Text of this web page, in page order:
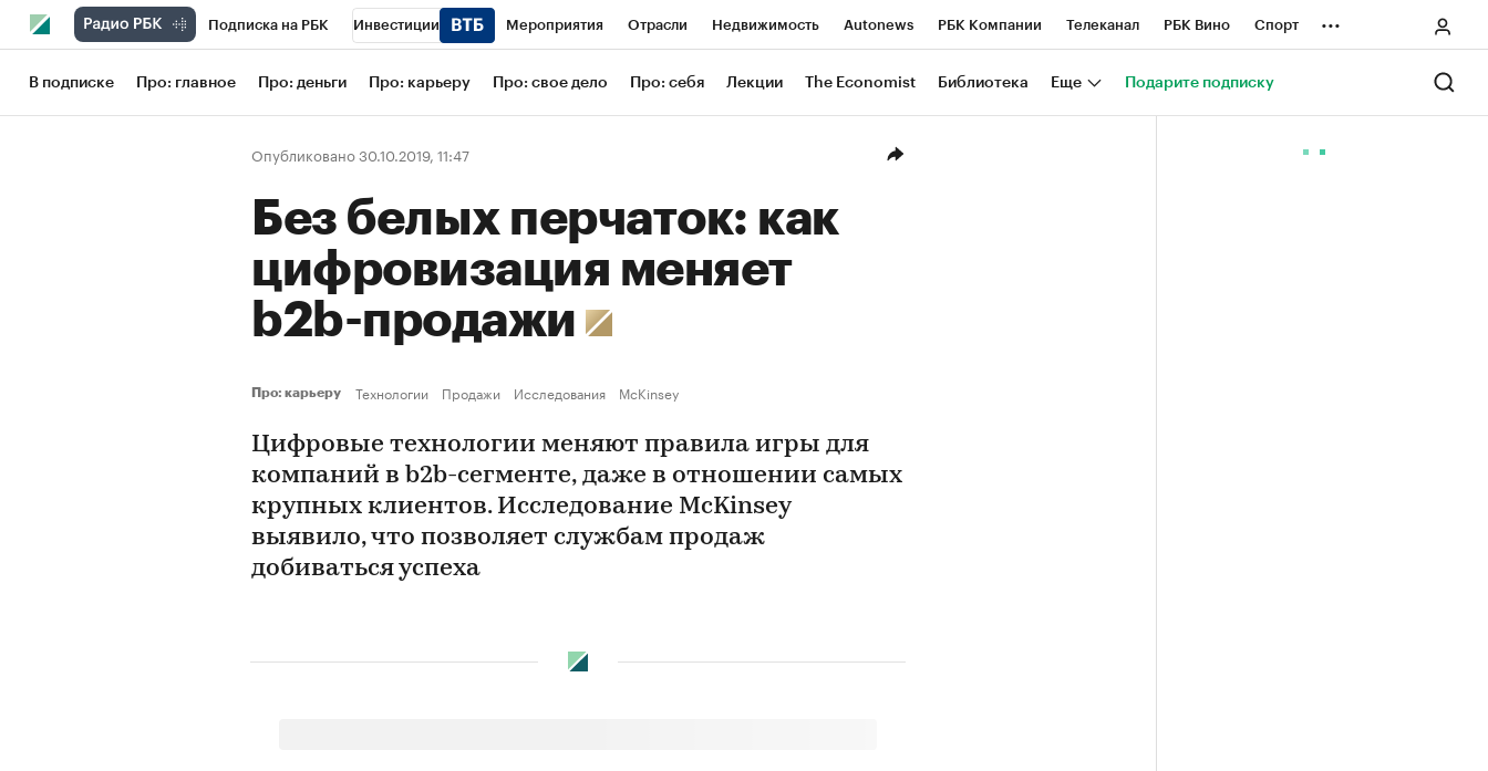
Подписка на РБК Инвестиции Мероприятия Отрасли Недвижимость Autonews РБК Компании Телеканал РБК Вино Спорт
Школа управления РБК РБК Образование РБК Life Тренды Визионеры Национальные проекты Город
Рынок наличной валюты
...
В подписке Про: главное Про: деньги Про: карьеру Про: свое дело Про: себя Лекции The Economist Библиотека Еще Подарите подписку
Опубликовано 30.10.2019, 11:47
Без белых перчаток: как
цифровизация меняет
b2b-продажи
Про: карьеру Технологии Продажи Исследования McKinsey
Цифровые технологии меняют правила игры для
компаний в b2b-сегменте, даже в отношении самых
крупных клиентов. Исследование McKinsey
выявило, что позволяет службам продаж
добиваться успеха